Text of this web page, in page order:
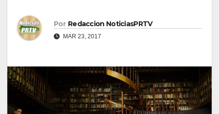
Por Redaccion NoticiasPRTV
MAR 23, 2017